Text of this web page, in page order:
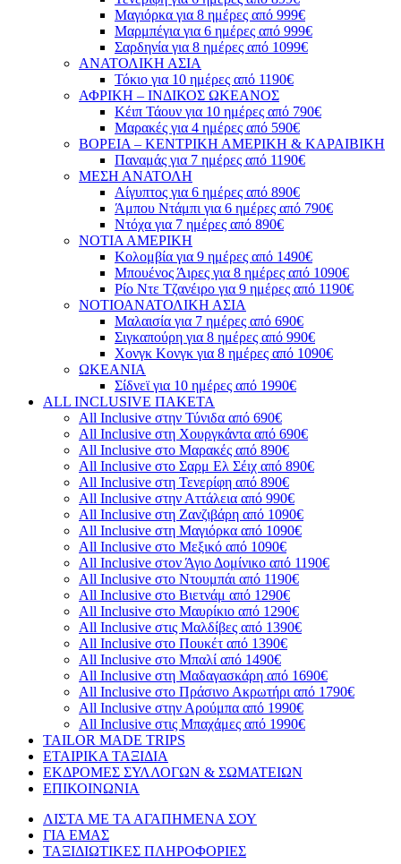
Μαγιόρκα για 8 ημέρες από 999€
Μαρμπέγια για 6 ημέρες από 999€
Σαρδηνία για 8 ημέρες από 1099€
ΑΝΑΤΟΛΙΚΗ ΑΣΙΑ
Τόκιο για 10 ημέρες από 1190€
ΑΦΡΙΚΗ – ΙΝΔΙΚΟΣ ΩΚΕΑΝΟΣ
Κέιπ Τάουν για 10 ημέρες από 790€
Μαρακές για 4 ημέρες από 590€
ΒΟΡΕΙΑ – ΚΕΝΤΡΙΚΗ ΑΜΕΡΙΚΗ & ΚΑΡΑΙΒΙΚΗ
Παναμάς για 7 ημέρες από 1190€
ΜΕΣΗ ΑΝΑΤΟΛΗ
Αίγυπτος για 6 ημέρες από 890€
Άμπου Ντάμπι για 6 ημέρες από 790€
Ντόχα για 7 ημέρες από 890€
ΝΟΤΙΑ ΑΜΕΡΙΚΗ
Κολομβία για 9 ημέρες από 1490€
Μπουένος Άιρες για 8 ημέρες από 1090€
Ρίο Ντε Τζανέιρο για 9 ημέρες από 1190€
ΝΟΤΙΟΑΝΑΤΟΛΙΚΗ ΑΣΙΑ
Μαλαισία για 7 ημέρες από 690€
Σιγκαπούρη για 8 ημέρες από 990€
Χονγκ Κονγκ για 8 ημέρες από 1090€
ΩΚΕΑΝΙΑ
Σίδνεϊ για 10 ημέρες από 1990€
ALL INCLUSIVE ΠΑΚΕΤΑ
All Inclusive στην Τύνιδα από 690€
All Inclusive στη Χουργκάντα από 690€
All Inclusive στο Μαρακές από 890€
All Inclusive στο Σαρμ Ελ Σέιχ από 890€
All Inclusive στη Τενερίφη από 890€
All Inclusive στην Αττάλεια από 990€
All Inclusive στη Ζανζιβάρη από 1090€
All Inclusive στη Μαγιόρκα από 1090€
All Inclusive στο Μεξικό από 1090€
All Inclusive στον Άγιο Δομίνικο από 1190€
All Inclusive στο Ντουμπάι από 1190€
All Inclusive στο Βιετνάμ από 1290€
All Inclusive στο Μαυρίκιο από 1290€
All Inclusive στις Μαλδίβες από 1390€
All Inclusive στο Πουκέτ από 1390€
All Inclusive στο Μπαλί από 1490€
All Inclusive στη Μαδαγασκάρη από 1690€
All Inclusive στο Πράσινο Ακρωτήρι από 1790€
All Inclusive στην Αρούμπα από 1990€
All Inclusive στις Μπαχάμες από 1990€
TAILOR MADE TRIPS
ΕΤΑΙΡΙΚΑ ΤΑΞΙΔΙΑ
ΕΚΔΡΟΜΕΣ ΣΥΛΛΟΓΩΝ & ΣΩΜΑΤΕΙΩΝ
ΕΠΙΚΟΙΝΩΝΙΑ
ΛΙΣΤΑ ΜΕ ΤΑ ΑΓΑΠΗΜΕΝΑ ΣΟΥ
ΓΙΑ ΕΜΑΣ
ΤΑΞΙΔΙΩΤΙΚΕΣ ΠΛΗΡΟΦΟΡΙΕΣ